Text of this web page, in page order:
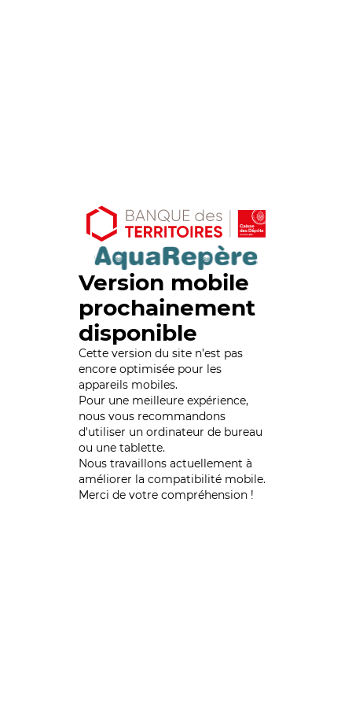
Version mobile
prochainement
disponible
Cette version du site n’est pas
encore optimisée pour les
appareils mobiles.
Pour une meilleure expérience,
nous vous recommandons
d'utiliser un ordinateur de bureau
ou une tablette.
Nous travaillons actuellement à
améliorer la compatibilité mobile.
Merci de votre compréhension !